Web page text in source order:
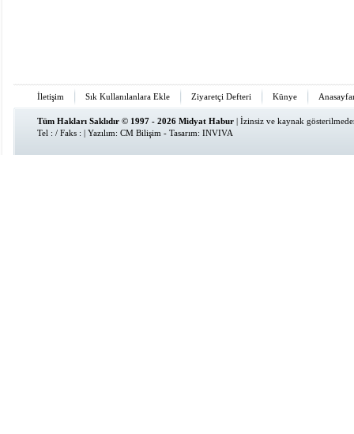
İletişim Sık Kullanılanlara Ekle Ziyaretçi Defteri Künye
Tüm Hakları Saklıdır © 1997 - 2026 Midyat Habur | İzinsiz ve kaynak
Tel : / Faks : | Yazılım: CM Bilişim - Tasarım: INVIVA